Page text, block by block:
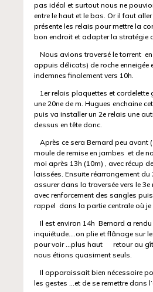
pas idéal et surtout nous ne
entre le haut et le bas. Or il faut
présente les relais pour mettre la
bon endroit et adapter la stratégie
Nous avions traversé le torrent
appuis délicats) de roche enneigée
indemnes finalement vers 10h.
1er relais plaquettes et cordelette
une 20ne de m. Hugues enchaine
puis va installer un 2e relais une
dessus en tête donc.
Après ce sera Bernard peu avant
moule de remise en jambes et de
moi après 13h (10m) , avec récup
laissées. Ensuite réarrangement
assurer dans la traversée vers le
avec renforcement des sangles
rappel dans la partie centrale où je
Il est environ 14h Bernard a
inquiétude….on plie et flânage sur
pour voir …plus haut retour au
nous étions quasiment seuls.
Il apparaissait bien nécessaire
les gestes …et de se remettre dans